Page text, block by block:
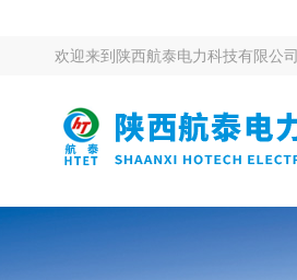
欢迎来到 陕西航泰电力科技有限公司